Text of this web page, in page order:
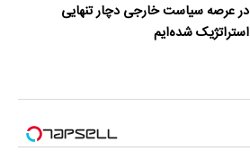
در عرصه سیاست خارجی دچار تنهایی
استراتژیک شده‌ایم